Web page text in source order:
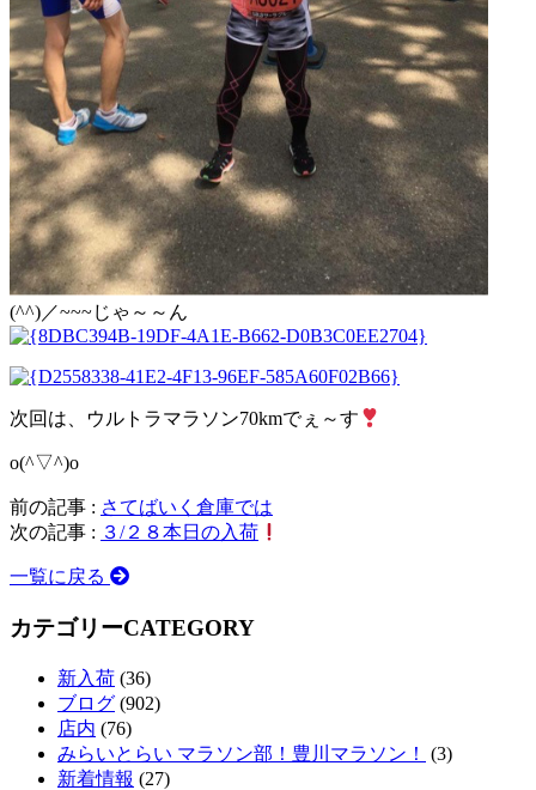
(^^)／~~~じゃ～～ん
次回は、ウルトラマラソン70kmでぇ～す
o(^▽^)o
前の記事 : さてばいく倉庫では
次の記事 : ３/２８本日の入荷
一覧に戻る
カテゴリーCATEGORY
新入荷 (36)
ブログ (902)
店内 (76)
みらいとらい マラソン部！豊川マラソン！
(3)
新着情報 (27)